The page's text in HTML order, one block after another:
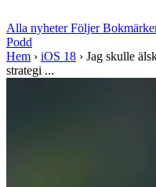
Alla nyheterFöljer
Podd
Hem › iOS 18 › Jag skulle
strategi ...